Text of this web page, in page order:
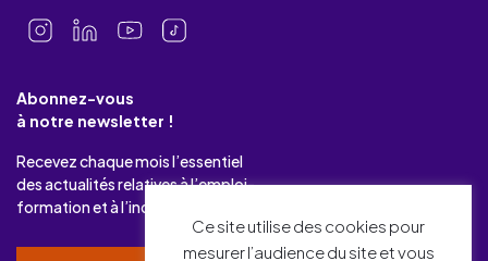
Abonnez-vous
à notre newsletter !
Recevez chaque mois l’essentiel
des actualités relatives à l’emploi-
formation et à l’industrie.
Ce site utilise des cookies pour
mesurer l’audience du site et vous